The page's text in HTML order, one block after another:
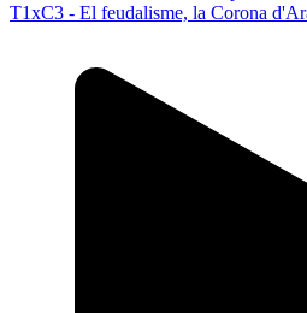
T1xC3 - El feudalisme, la Corona